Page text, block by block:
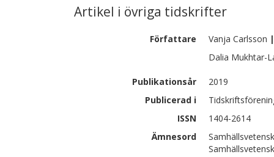
Artikel i övriga tidskrifter
Författare Vanja Carlsson |
Dalia Mukhtar-
Publikationsår
2019
Publicerad i
ISSN
1404-2614
Ämnesord